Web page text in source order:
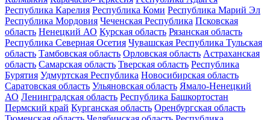
Республика Карелия Республика Коми Республика Марий Эл
Республика Мордовия Чеченская Республика Псковская
область Ненецкий АО Курская область Рязанская область
Республика Северная Осетия Чувашская Республика Тульская
область Тамбовская область Орловская область Астраханская
область Самарская область Тверская область Республика
Бурятия Удмуртская Республика Новосибирская область
Саратовская область Ульяновская область Ямало-Ненецкий
АО Ленинградская область Республика Башкортостан
Пермский край Курганская область Оренбургская область